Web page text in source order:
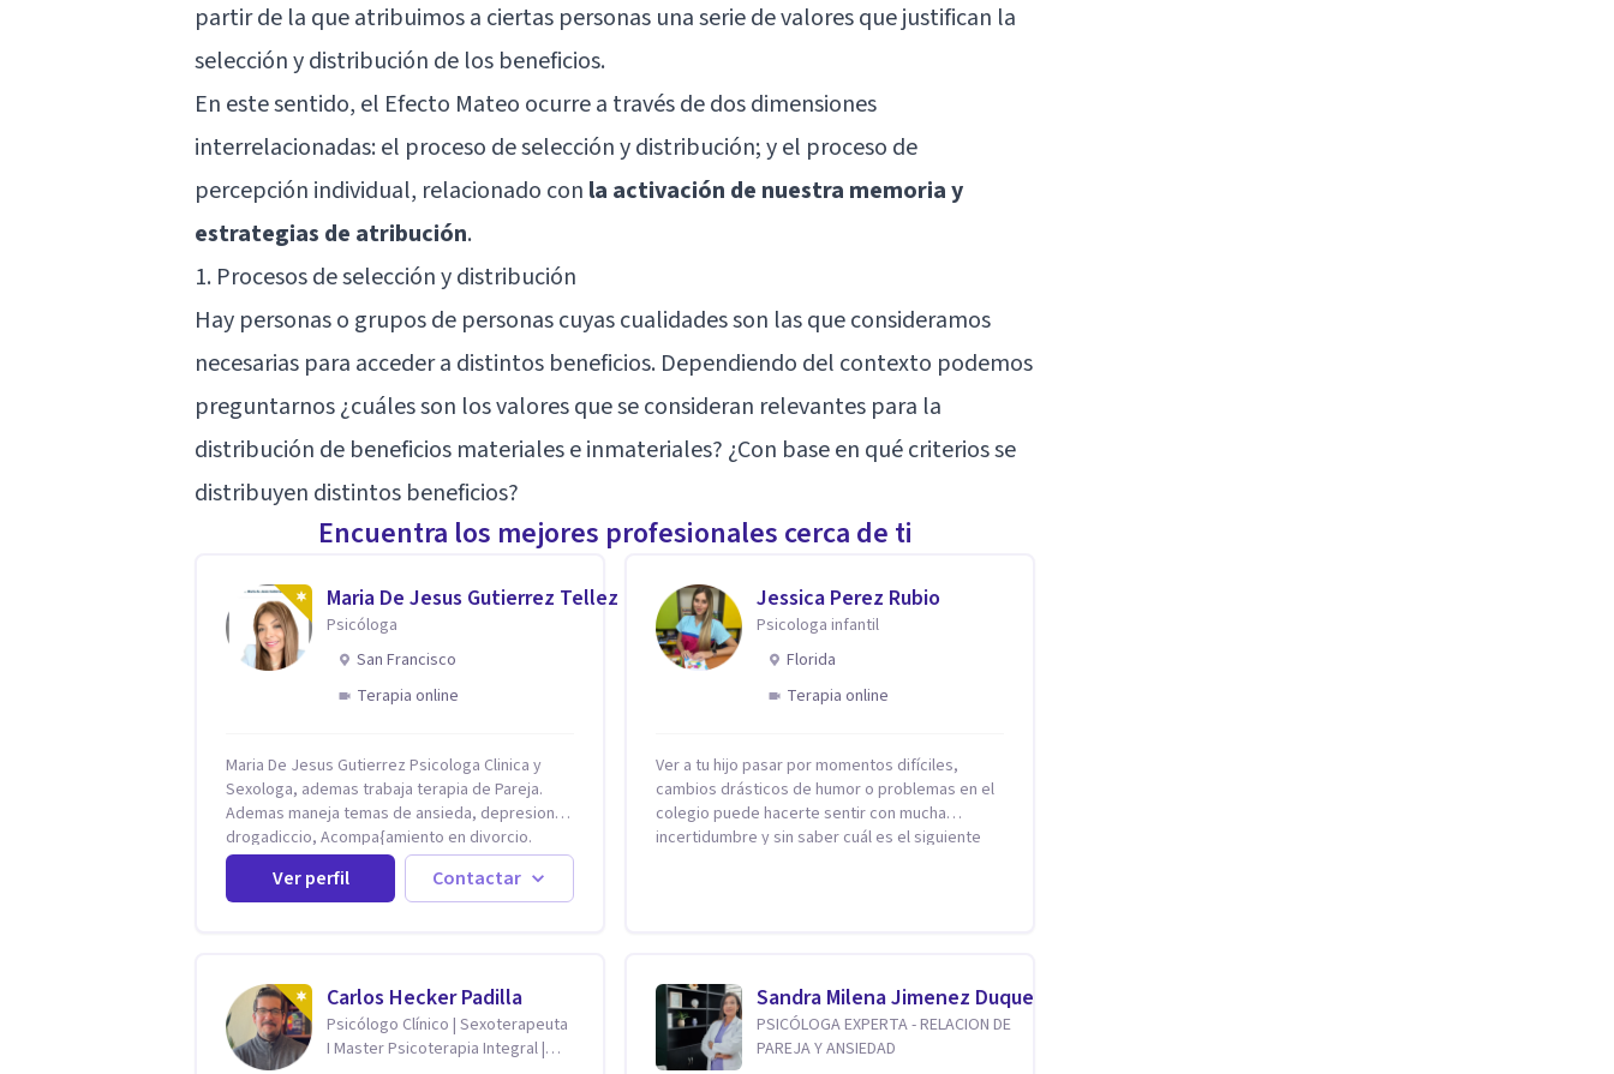
partir de la que atribuimos a ciertas personas una serie de valores que justifican la
selección y distribución de los beneficios.
En este sentido, el Efecto Mateo ocurre a través de dos dimensiones
interrelacionadas: el proceso de selección y distribución; y el proceso de
percepción individual, relacionado con la activación de nuestra memoria y
estrategias de atribución.
1. Procesos de selección y distribución
Hay personas o grupos de personas cuyas cualidades son las que consideramos
necesarias para acceder a distintos beneficios. Dependiendo del contexto podemos
preguntarnos ¿cuáles son los valores que se consideran relevantes para la
distribución de beneficios materiales e inmateriales? ¿Con base en qué criterios se
distribuyen distintos beneficios?
Encuentra los mejores profesionales cerca de ti
Maria De Jesus Gutierrez Tellez
Psicóloga
San Francisco
Terapia online
Maria De Jesus Gutierrez Psicologa Clinica y
Sexologa, ademas trabaja terapia de Pareja.
Ademas maneja temas de ansieda, depresion,
drogadiccio, Acompa{amiento en divorcio.
Maneja enfoque Cognitivo Conductual. Con 20
años de experiencia, constantemente
capacitandose en las diferntes areas de la
Ver perfil Contactar
Jessica Perez Rubio
Psicologa infantil
Florida
Terapia online
Ver a tu hijo pasar por momentos difíciles,
cambios drásticos de humor o problemas en el
colegio puede hacerte sentir con mucha
incertidumbre y sin saber cuál es el siguiente
de herramientas prácticas y dinámicas
adaptadas a la edad de cada menor, dejando de
lado las etiquetas y los tecnicismos. Mi forma
de trabajar se centra en entender las
Carlos Hecker Padilla
Psicólogo Clínico | Sexoterapeuta
I Master Psicoterapia Integral |
Sandra Milena Jimenez Duque
PSICÓLOGA EXPERTA - RELACION DE
PAREJA Y ANSIEDAD